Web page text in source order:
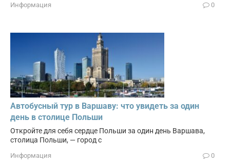
Информация 0
Автобусный тур в Варшаву: что увидеть за один
день в столице Польши
Откройте для себя сердце Польши за один день Варшава,
столица Польши, — город с
Информация 0